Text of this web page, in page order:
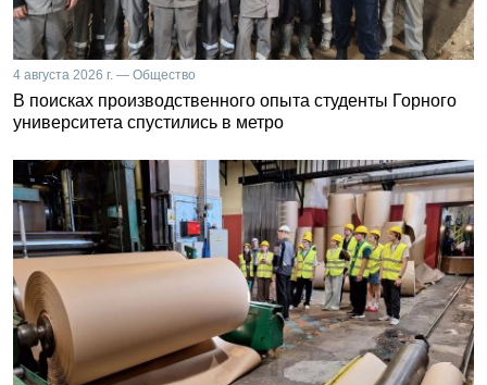
4 августа 2026 г. — Общество
В поисках производственного опыта студенты Горного
университета спустились в метро